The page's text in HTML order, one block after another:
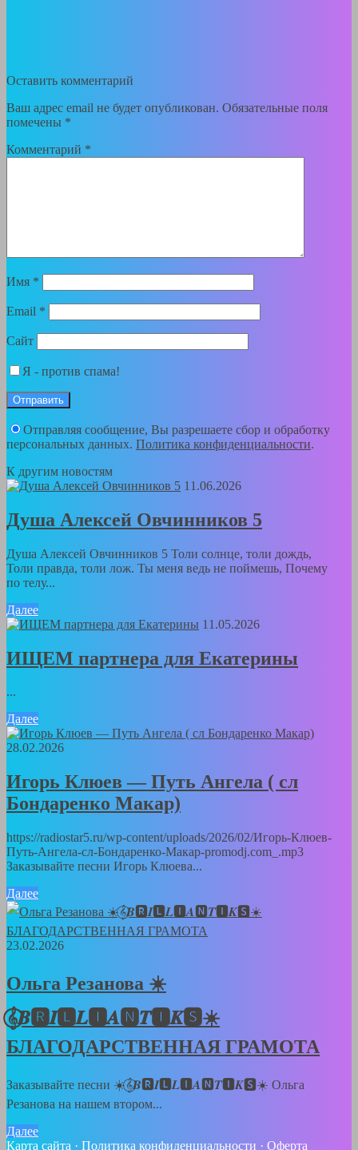
Оставить комментарий
Ваш адрес email не будет опубликован. Обязательные поля
помечены *
Комментарий *
Имя *
Email *
Сайт
Я - против спама!
Отправляя сообщение, Вы разрешаете сбор и обработку
персональных данных. Политика конфиденциальности.
К другим новостям
11.06.2026
Душа Алексей Овчинников 5
Душа Алексей Овчинников 5 Толи солнце, толи дождь,
Толи правда, толи лож. Ты меня ведь не поймешь, Почему
по телу...
Далее
11.05.2026
ИЩЕМ партнера для Екатерины
...
Далее
28.02.2026
Игорь Клюев — Путь Ангела ( сл
Бондаренко Макар)
https://radiostar5.ru/wp-content/uploads/2026/02/Игорь-Клюев-
Путь-Ангела-сл-Бондаренко-Макар-promodj.com_.mp3
Заказывайте песни Игорь Клюева...
Далее
23.02.2026
Ольга Резанова ☀️
𝄞⃝𝑩🆁𝑰🅻𝑳🅸𝑨🅽𝑻🅸𝑲🆂☀️
БЛАГОДАРСТВЕННАЯ ГРАМОТА
Заказывайте песни ☀️𝄞⃝𝑩🆁𝑰🅻𝑳🅸𝑨🅽𝑻🅸𝑲🆂☀️ Ольга
Резанова на нашем втором...
Далее
Карта сайта · Политика конфиденциальности · Оферта